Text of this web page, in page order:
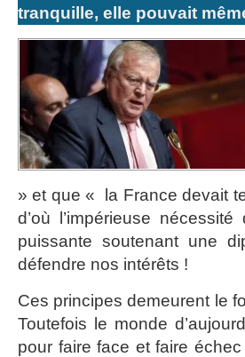
tranquille, elle pouvait
» et que « la France devait
d’où l’impérieuse
puissante soutenant une
défendre nos intérêts !
Ces principes demeurent le
Toutefois le monde
pour faire face et faire